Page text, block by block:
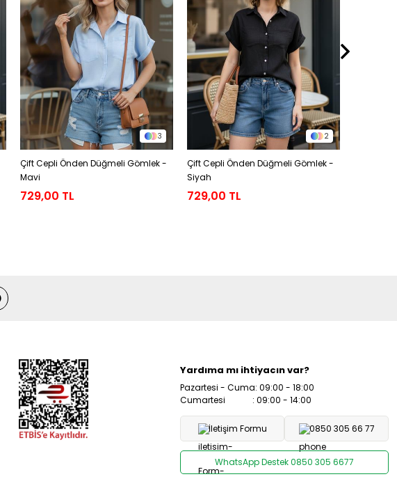
3
Çift Cepli Önden Düğmeli Gömlek -
Mavi
729,00 TL
2
Çift Cepli Önden Düğmeli Gömlek -
Siyah
729,00 TL
Yardıma mı ihtiyacın var?
Pazartesi - Cuma: 09:00 - 18:00
Cumartesi : 09:00 - 14:00
İletişim Formu 0850 305 66 77
WhatsApp Destek 0850 305 6677